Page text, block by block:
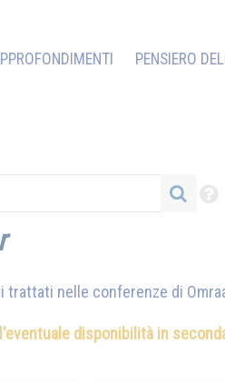
PENSIERO
trattati nelle conferenze di
disponibilità in